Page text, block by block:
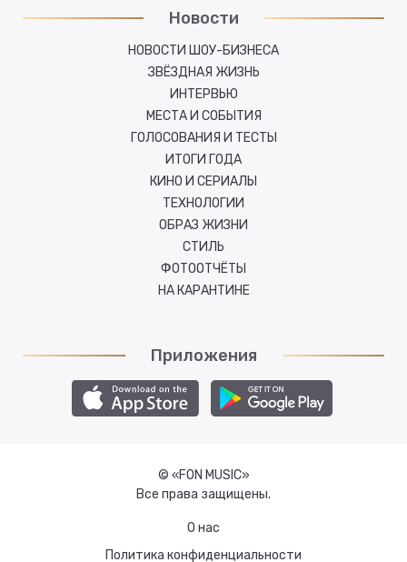
Новости
НОВОСТИ ШОУ-БИЗНЕСА
ЗВЁЗДНАЯ ЖИЗНЬ
ИНТЕРВЬЮ
МЕСТА И СОБЫТИЯ
ГОЛОСОВАНИЯ И ТЕСТЫ
ИТОГИ ГОДА
КИНО И СЕРИАЛЫ
ТЕХНОЛОГИИ
ОБРАЗ ЖИЗНИ
СТИЛЬ
ФОТООТЧЁТЫ
НА КАРАНТИНЕ
Приложения
© «FON MUSIC»
Все права защищены.
О нас
Политика конфиденциальности